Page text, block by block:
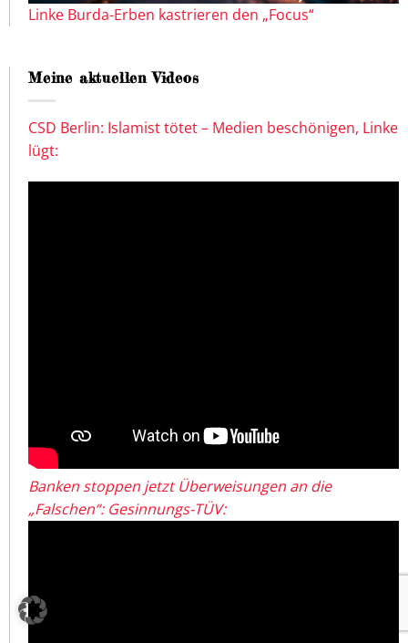
Linke Burda-Erben kastrieren den „Focus“
Meine aktuellen Videos
CSD Berlin: Islamist tötet – Medien beschönigen, Linke
lügt:
Banken stoppen jetzt Überweisungen an die
„Falschen“: Gesinnungs-TÜV: